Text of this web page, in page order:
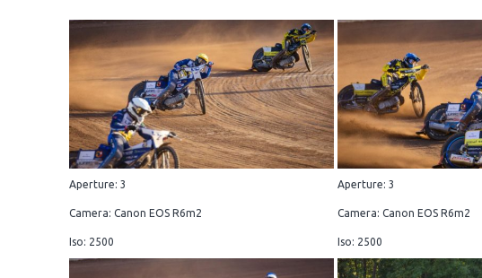
Aperture: 3
Camera: Canon EOS R6m2
Iso: 2500
Aperture: 3
Camera: Canon EOS R6m2
Iso: 2500